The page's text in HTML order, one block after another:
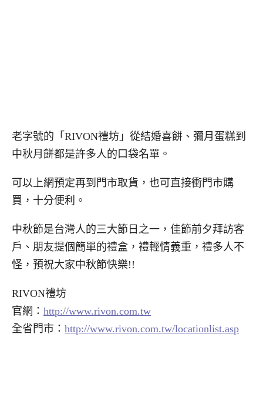
老字號的「RIVON禮坊」從結婚喜餅、彌月蛋糕到
中秋月餅都是許多人的口袋名單。
可以上網預定再到門市取貨，也可直接衝門市購
買，十分便利。
中秋節是台灣人的三大節日之一，佳節前夕拜訪客
戶、朋友提個簡單的禮盒，禮輕情義重，禮多人不
怪，預祝大家中秋節快樂!!
RIVON禮坊
官網： http://www.rivon.com.tw
全省門市： http://www.rivon.com.tw/locationlist.asp